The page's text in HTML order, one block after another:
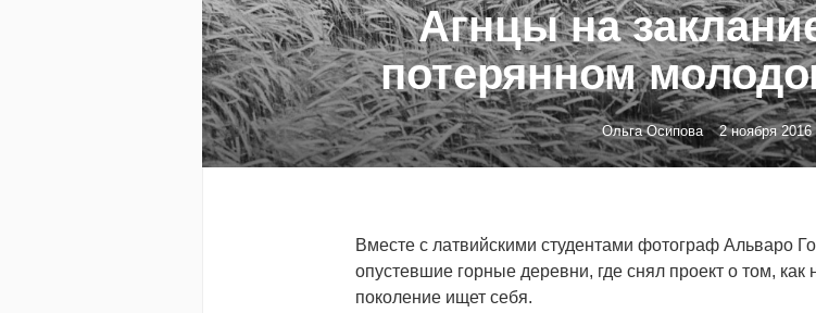
Агнцы на
потерянном
Ольга Осипова 2 ноября 2016
Вместе с латвийскими студентами фотограф Альваро
опустевшие горные деревни, где снял проект о том,
поколение ищет себя.